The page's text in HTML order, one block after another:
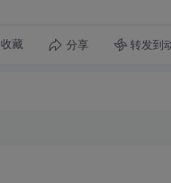
收藏 分享 转发到